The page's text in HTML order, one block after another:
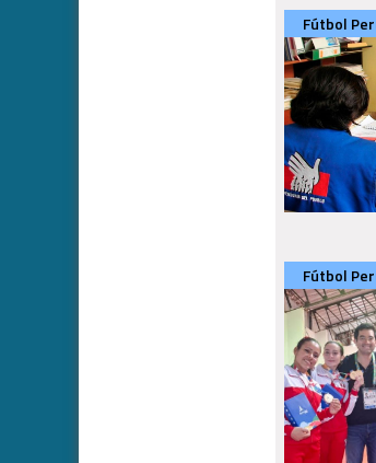
Fútbol
Fútbol